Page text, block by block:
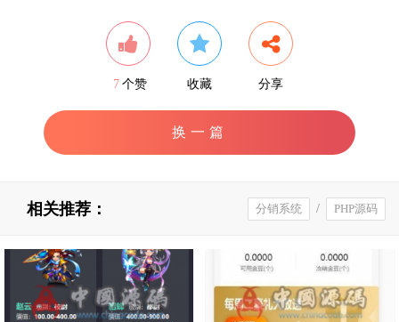
7 个赞 收藏 分享
换一篇
相关推荐： PHP源码
/
分销系统